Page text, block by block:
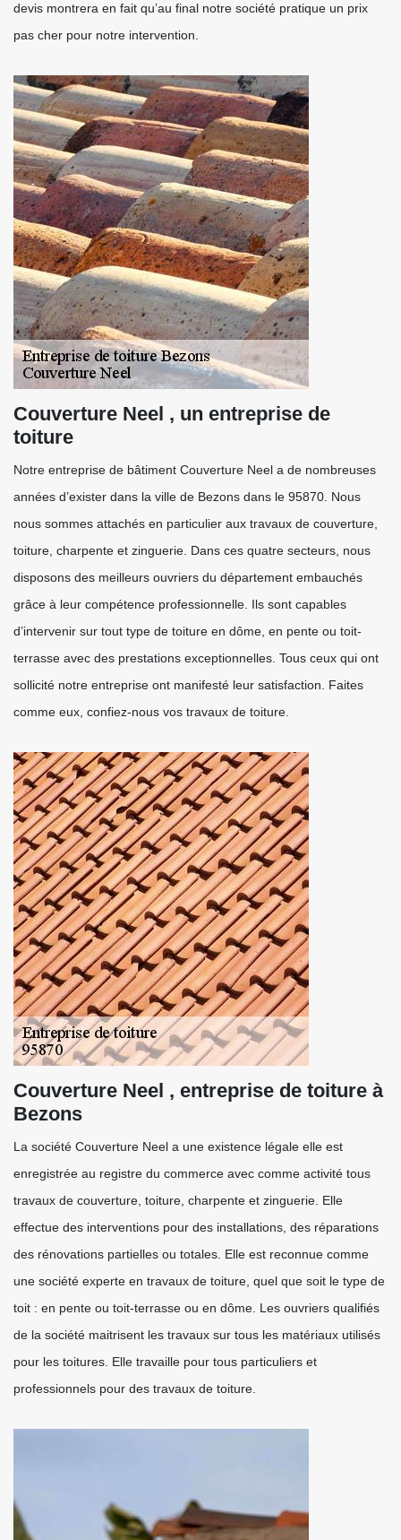
devis montrera en fait qu’au final notre société pratique un prix
pas cher pour notre intervention.
Couverture Neel , un entreprise de
toiture
Notre entreprise de bâtiment Couverture Neel a de nombreuses
années d’exister dans la ville de Bezons dans le 95870. Nous
nous sommes attachés en particulier aux travaux de couverture,
toiture, charpente et zinguerie. Dans ces quatre secteurs, nous
disposons des meilleurs ouvriers du département embauchés
grâce à leur compétence professionnelle. Ils sont capables
d’intervenir sur tout type de toiture en dôme, en pente ou toit-
terrasse avec des prestations exceptionnelles. Tous ceux qui ont
sollicité notre entreprise ont manifesté leur satisfaction. Faites
comme eux, confiez-nous vos travaux de toiture.
Couverture Neel , entreprise de toiture à
Bezons
La société Couverture Neel a une existence légale elle est
enregistrée au registre du commerce avec comme activité tous
travaux de couverture, toiture, charpente et zinguerie. Elle
effectue des interventions pour des installations, des réparations
des rénovations partielles ou totales. Elle est reconnue comme
une société experte en travaux de toiture, quel que soit le type de
toit : en pente ou toit-terrasse ou en dôme. Les ouvriers qualifiés
de la société maitrisent les travaux sur tous les matériaux utilisés
pour les toitures. Elle travaille pour tous particuliers et
professionnels pour des travaux de toiture.